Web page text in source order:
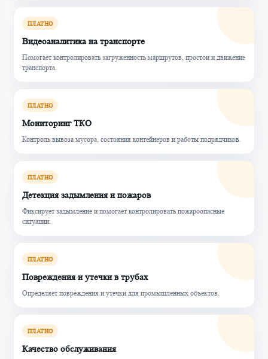
ПЛАТНО
Видеоаналитика на транспорте
Помогает контролировать загруженность маршрутов, простои и движение
транспорта.
ПЛАТНО
Мониторинг ТКО
Контроль вывоза мусора, состояния контейнеров и работы подрядчиков.
ПЛАТНО
Детекция задымления и пожаров
Фиксирует задымление и помогает контролировать пожароопасные
ситуации.
ПЛАТНО
Повреждения и утечки в трубах
Определяет повреждения и утечки для промышленных объектов.
ПЛАТНО
Качество обслуживания